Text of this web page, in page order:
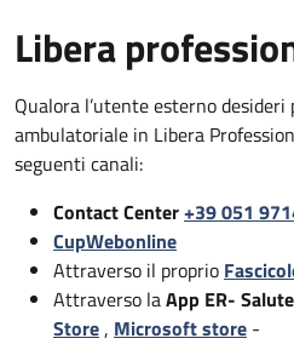
Libera
Qualora l’utente esterno
ambulatoriale in Libera
seguenti canali:
Contact Center+39 051
CupWebonline
Attraverso il proprio
Attraverso laApp ER-
Store, Microsoft store -